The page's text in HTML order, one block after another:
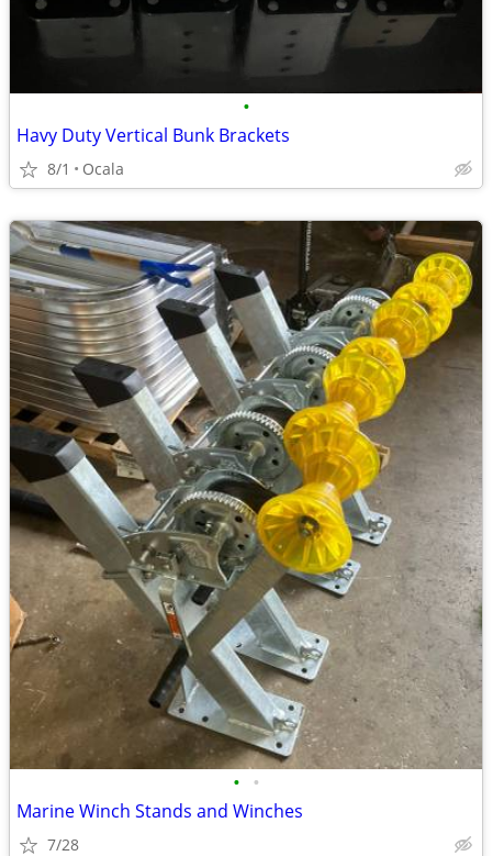
•
Havy Duty Vertical Bunk Brackets
8/1 Ocala
• •
Marine Winch Stands and Winches
7/28